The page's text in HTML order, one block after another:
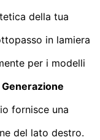
della tua
in lamiera
per i modelli
fornisce una
del lato destro.